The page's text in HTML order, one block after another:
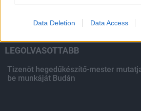
Data Deletion Data Access
HIRDETÉS
LEGOLVASOTTABB
Tizenöt hegedűkészítő-mester
be munkáját Budán